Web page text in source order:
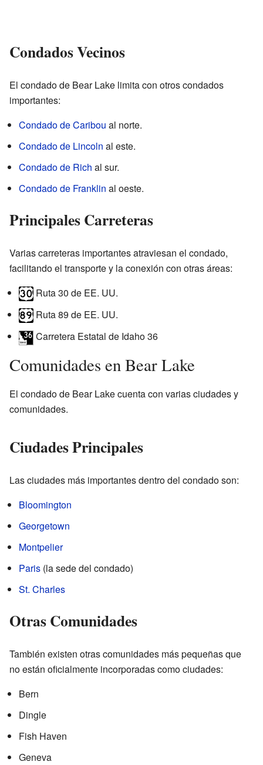
Condados Vecinos
El condado de Bear Lake limita con otros condados
importantes:
Condado de Caribou al norte.
Condado de Lincoln al este.
Condado de Rich al sur.
Condado de Franklin al oeste.
Principales Carreteras
Varias carreteras importantes atraviesan el condado,
facilitando el transporte y la conexión con otras áreas:
Ruta 30 de EE. UU.
Ruta 89 de EE. UU.
Carretera Estatal de Idaho 36
Comunidades en Bear Lake
El condado de Bear Lake cuenta con varias ciudades y
comunidades.
Ciudades Principales
Las ciudades más importantes dentro del condado son:
Bloomington
Georgetown
Montpelier
Paris (la sede del condado)
St. Charles
Otras Comunidades
También existen otras comunidades más pequeñas que
no están oficialmente incorporadas como ciudades:
Bern
Dingle
Fish Haven
Geneva